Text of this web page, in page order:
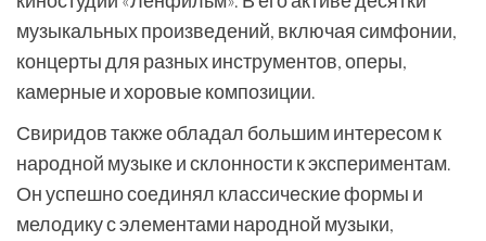
музыкальных произведений, включая симфонии,
концерты для разных инструментов, оперы,
камерные и хоровые композиции.
Свиридов также обладал большим интересом к
народной музыке и склонности к экспериментам.
Он успешно соединял классические формы и
мелодику с элементами народной музыки,